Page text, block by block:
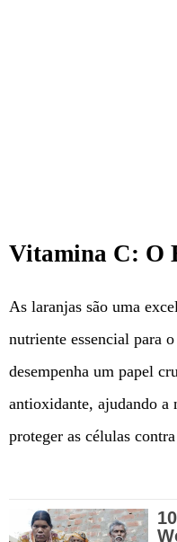
Vitamina C: O
As laranjas são uma
nutriente essencial para
desempenha um papel
antioxidante, ajudando a
proteger as células